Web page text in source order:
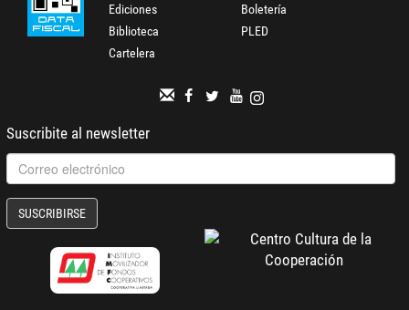
Ediciones
Biblioteca
Cartelera
Boletería
PLED
Suscribite al newsletter
SUSCRIBIRSE